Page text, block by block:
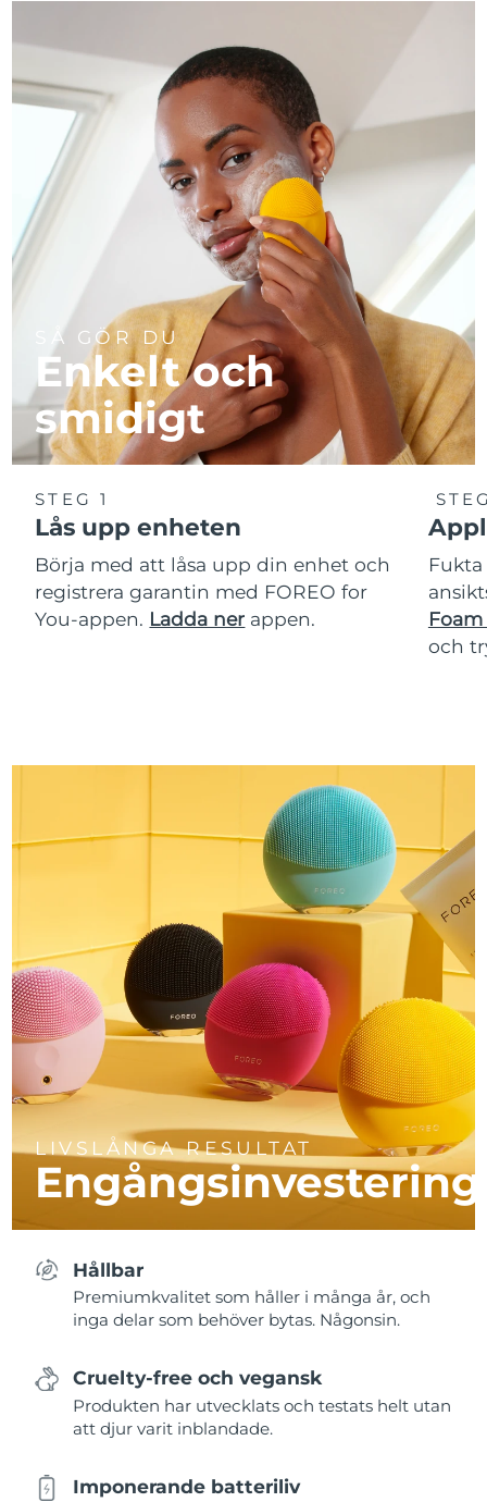
SÅ GÖR DU
Enkelt och
smidigt
STEG 1
Lås upp enheten
Börja med att låsa upp din enhet och
registrera garantin med FOREO for
You-appen. Ladda ner appen.
Foam
och
LIVSLÅNGA RESULTAT
Engångsinvestering
Hållbar
Premiumkvalitet som håller i många år, och
inga delar som behöver bytas. Någonsin.
Cruelty-free och vegansk
Produkten har utvecklats och testats helt utan
att djur varit inblandade.
Imponerande batteriliv